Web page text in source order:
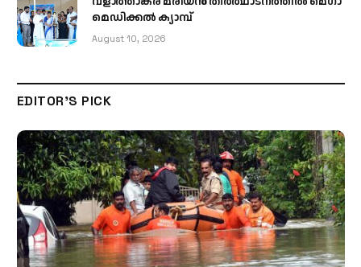
മെഡിക്കൽ ക്യാമ്പ്
August 10, 2026
EDITOR'S PICK